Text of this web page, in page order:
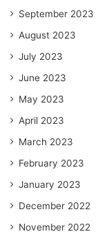
September 2023
August 2023
July 2023
June 2023
May 2023
April 2023
March 2023
February 2023
January 2023
December 2022
November 2022